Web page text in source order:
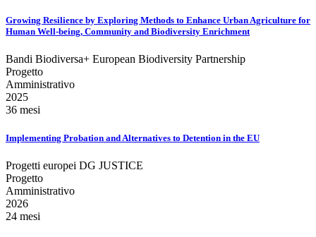
Growing Resilience by Exploring Methods to Enhance Urban Agriculture for
Human Well-being, Community and Biodiversity Enrichment
Bandi Biodiversa+ European Biodiversity Partnership
Progetto
Amministrativo
2025
36 mesi
Implementing Probation and Alternatives to Detention in the EU
Progetti europei DG JUSTICE
Progetto
Amministrativo
2026
24 mesi